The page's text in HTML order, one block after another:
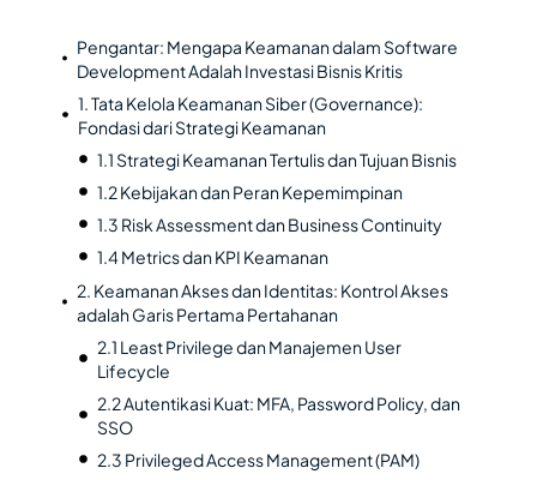
Pengantar: Mengapa Keamanan dalam Software
Development Adalah Investasi Bisnis Kritis
1. Tata Kelola Keamanan Siber (Governance):
Fondasi dari Strategi Keamanan
1.1 Strategi Keamanan Tertulis dan Tujuan Bisnis
1.2 Kebijakan dan Peran Kepemimpinan
1.3 Risk Assessment dan Business Continuity
1.4 Metrics dan KPI Keamanan
2. Keamanan Akses dan Identitas: Kontrol Akses
adalah Garis Pertama Pertahanan
2.1 Least Privilege dan Manajemen User
Lifecycle
2.2 Autentikasi Kuat: MFA, Password Policy, dan
SSO
2.3 Privileged Access Management (PAM)